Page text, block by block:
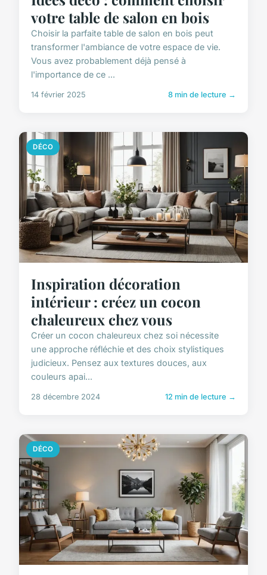
votre table de salon en bois
Choisir la parfaite table de salon en bois peut
transformer l'ambiance de votre espace de vie.
Vous avez probablement déjà pensé à
l'importance de ce ...
14 février 2025 8 min de lecture →
DÉCO
Inspiration décoration
intérieur : créez un cocon
chaleureux chez vous
Créer un cocon chaleureux chez soi nécessite
une approche réfléchie et des choix stylistiques
judicieux. Pensez aux textures douces, aux
couleurs apai...
28 décembre 2024 12 min de lecture →
DÉCO